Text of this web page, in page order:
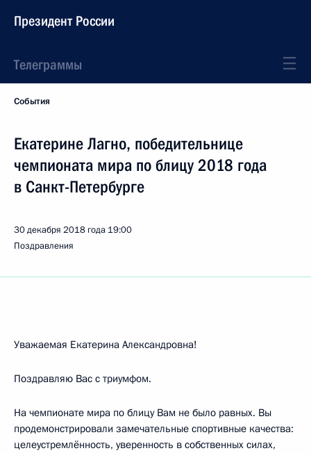
Президент России
Телеграммы
События
Екатерине Лагно, победительнице
чемпионата мира по блицу 2018 года
в Санкт-Петербурге
30 декабря 2018 года 19:00
Поздравления
Уважаемая Екатерина Александровна!
Поздравляю Вас с триумфом.
На чемпионате мира по блицу Вам не было равных. Вы
продемонстрировали замечательные спортивные качества:
целеустремлённость, уверенность в собственных силах,